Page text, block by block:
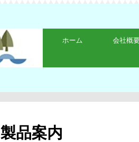
ホーム 会社概
製品案内